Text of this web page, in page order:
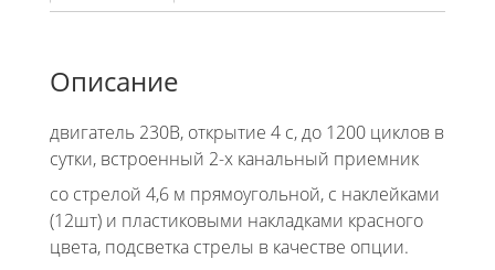
Описание
двигатель 230В, открытие 4 с, до 1200 циклов в
сутки, встроенный 2-х канальный приемник
со стрелой 4,6 м прямоугольной, с наклейками
(12шт) и пластиковыми накладками красного
цвета, подсветка стрелы в качестве опции.